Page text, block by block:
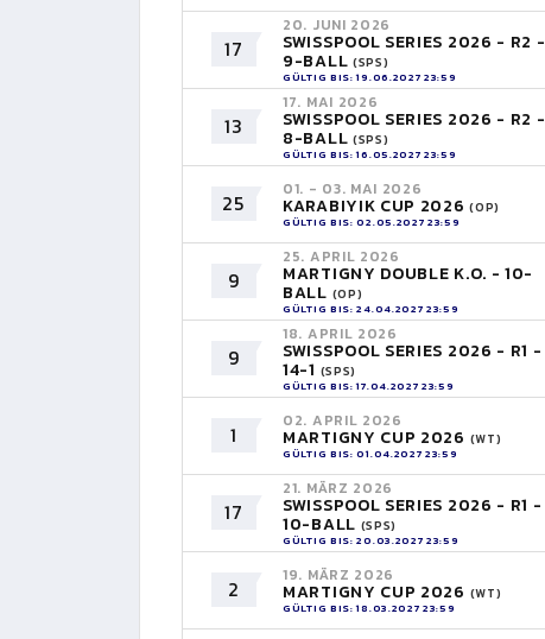
17
20. JUNI 2026
SWISSPOOL SERIES 2026 - R2 -
9-BALL (SPS)
GÜLTIG BIS: 19.06.2027 23:59
13
17. MAI 2026
SWISSPOOL SERIES 2026 - R2 -
8-BALL (SPS)
GÜLTIG BIS: 16.05.2027 23:59
25
01. - 03. MAI 2026
KARABIYIK CUP 2026(OP)
GÜLTIG BIS: 02.05.2027 23:59
9
25. APRIL 2026
MARTIGNY DOUBLE K.O. - 10-
BALL (OP)
GÜLTIG BIS: 24.04.2027 23:59
9
18. APRIL 2026
SWISSPOOL SERIES 2026 - R1 -
14-1 (SPS)
GÜLTIG BIS: 17.04.2027 23:59
1
02. APRIL 2026
MARTIGNY CUP 2026 (WT)
GÜLTIG BIS: 01.04.2027 23:59
17
21. MÄRZ 2026
SWISSPOOL SERIES 2026 - R1 -
10-BALL (SPS)
GÜLTIG BIS: 20.03.2027 23:59
2
19. MÄRZ 2026
MARTIGNY CUP 2026 (WT)
GÜLTIG BIS: 18.03.2027 23:59